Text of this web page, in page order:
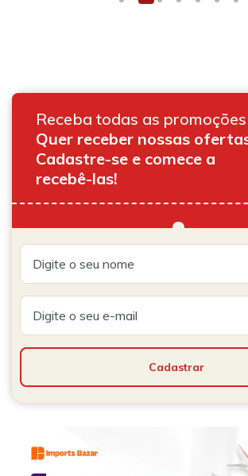
Receba todas as promoções
Quer receber nossas
Cadastre-se e comece a
recebê-las!